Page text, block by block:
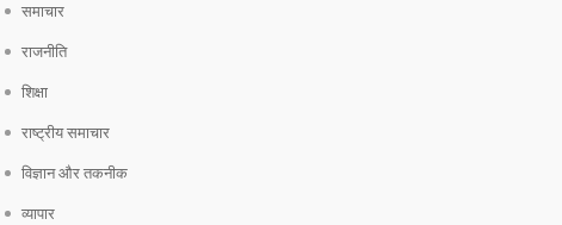
समाचार
राजनीति
शिक्षा
राष्ट्रीय समाचार
विज्ञान और तकनीक
व्यापार